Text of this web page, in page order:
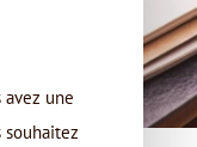
avez une
souhaitez